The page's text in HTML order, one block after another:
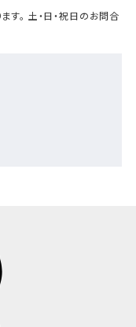
。 土・日・祝日のお問合